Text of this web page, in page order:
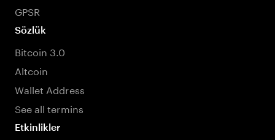
GPSR
Sözlük
Bitcoin 3.0
Altcoin
Wallet Address
See all termins
Etkinlikler